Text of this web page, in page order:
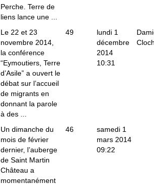
Perche. Terre de
liens lance une ...
Le 22 et 23
novembre 2014,
la conférence
“Eymoutiers, Terre
d’Asile” a ouvert le
débat sur l’accueil
de migrants en
donnant la parole
à des ...
49
lundi 1
décembre
2014
10:31
Un dimanche du
mois de février
dernier, l’auberge
de Saint Martin
Château a
momentanément
46
samedi 1
mars 2014
09:22